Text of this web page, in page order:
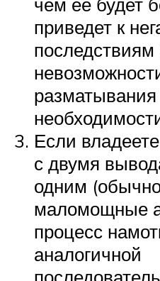
приведет к
разматывания
Если
с двумя
одним
маломощные
процесс
аналогичной